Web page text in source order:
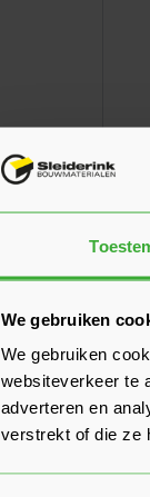
We gebruiken
We gebruiken
websiteverkeer te
adverteren en
verstrekt of die ze
Nu
8